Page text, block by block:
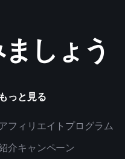
ZOO6の
しょう
もっと見る
フィリエイトプログラム
介キャンペーン